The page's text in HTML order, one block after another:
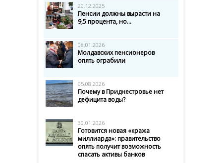
20.12.2025
Пенсии должны вырасти на
9,5 процента, но...
08.01.2026
Молдавских пенсионеров
опять ограбили
05.08.2026
Почему в Приднестровье нет
дефицита воды?
30.01.2026
Готовится новая «кража
миллиарда»: правительство
опять получит возможность
спасать активы банков